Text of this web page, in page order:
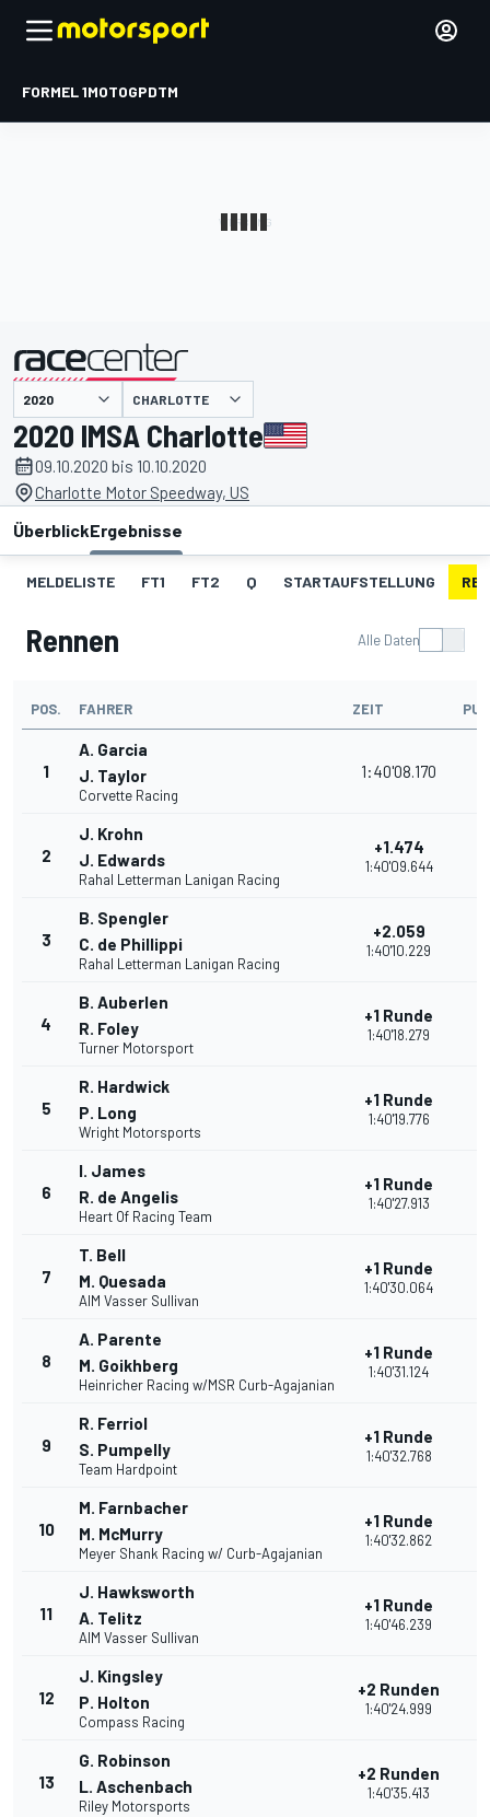
FORMEL 1MOTOGPDTM
CHARLOTTE
2020 IMSA Charlotte
09.10.2020 bis 10.10.2020
Charlotte Motor Speedway, US
ÜberblickErgebnisse
MELDELISTE FT1 FT2 Q STARTAUFSTELLUNG
Rennen Alle Daten
POS. FAHRER ZEIT
1
A. Garcia
J. Taylor
Corvette Racing
1:40'08.170
2
J. Krohn
J. Edwards
Rahal Letterman Lanigan Racing
+1.474
1:40'09.644
3
B. Spengler
C. de Phillippi
Rahal Letterman Lanigan Racing
+2.059
1:40'10.229
4
B. Auberlen
R. Foley
Turner Motorsport
+1 Runde
1:40'18.279
5
R. Hardwick
P. Long
Wright Motorsports
+1 Runde
1:40'19.776
6
I. James
R. de Angelis
Heart Of Racing Team
+1 Runde
1:40'27.913
7
T. Bell
M. Quesada
AIM Vasser Sullivan
+1 Runde
1:40'30.064
8
A. Parente
M. Goikhberg
Heinricher Racing w/MSR Curb-Agajanian
+1 Runde
1:40'31.124
9
R. Ferriol
S. Pumpelly
Team Hardpoint
+1 Runde
1:40'32.768
10
M. Farnbacher
M. McMurry
Meyer Shank Racing w/ Curb-Agajanian
+1 Runde
1:40'32.862
11
J. Hawksworth
A. Telitz
AIM Vasser Sullivan
+1 Runde
1:40'46.239
12
J. Kingsley
P. Holton
Compass Racing
+2 Runden
1:40'24.999
13
G. Robinson
L. Aschenbach
Riley Motorsports
+2 Runden
1:40'35.413